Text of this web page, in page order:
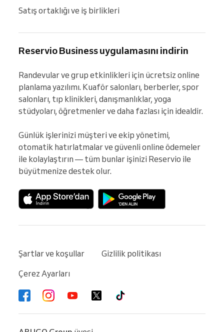
Satış ortaklığı ve iş birlikleri
Reservio Business uygulamasını indirin
Randevular ve grup etkinlikleri için ücretsiz online
planlama yazılımı. Kuaför salonları, berberler, spor
salonları, tıp klinikleri, danışmanlıklar, yoga
stüdyoları, öğretmenler ve daha fazlası için idealdir.
Günlük işlerinizi müşteri ve ekip yönetimi,
otomatik hatırlatmalar ve güvenli online ödemeler
ile kolaylaştırın — tüm bunlar işinizi Reservio ile
büyütmenize destek olur.
Şartlar ve koşullar
Gizlilik politikası
Çerez Ayarları